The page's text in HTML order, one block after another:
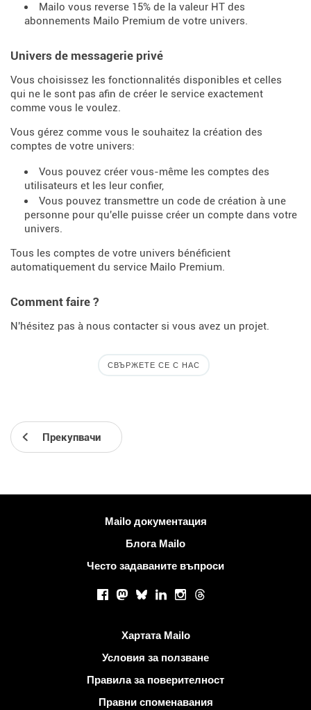
Mailo vous reverse 15% de la valeur HT des
abonnements Mailo Premium de votre univers.
Univers de messagerie privé
Vous choisissez les fonctionnalités disponibles et celles
qui ne le sont pas afin de créer le service exactement
comme vous le voulez.
Vous gérez comme vous le souhaitez la création des
comptes de votre univers:
Vous pouvez créer vous-même les comptes des
utilisateurs et les leur confier,
Vous pouvez transmettre un code de création à une
personne pour qu'elle puisse créer un compte dans votre
univers.
Tous les comptes de votre univers bénéficient
automatiquement du service Mailo Premium.
Comment faire ?
N'hésitez pas à nous contacter si vous avez un projet.
СВЪРЖЕТЕ СЕ С НАС
Прекупвачи
Повече информацияMailo документация
Блога Mailo
Често задаваните въпроси
Facebook
Mastodon
BlueskyLinkedInInstagram
Threads
Хартата Mailo
Условия за ползване
Правила за поверителност
Правни споменавания